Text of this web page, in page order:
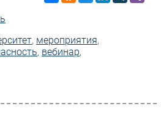
, мероприятия,
, вебинар,